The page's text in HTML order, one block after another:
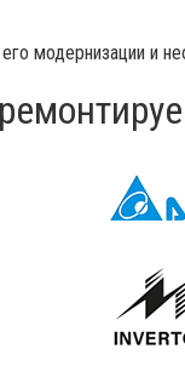
модернизации и